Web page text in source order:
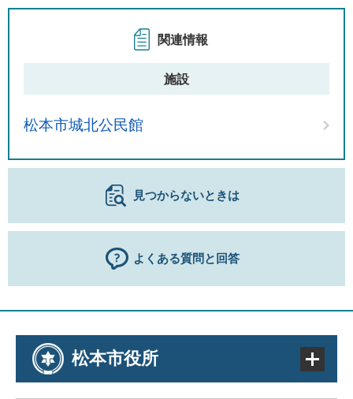
関連情報
施設
松本市城北公民館
見つからないときは
よくある質問と回答
松本市役所